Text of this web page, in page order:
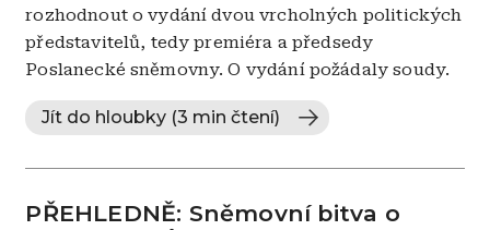
rozhodnout o vydání dvou vrcholných politických
představitelů, tedy premiéra a předsedy
Poslanecké sněmovny. O vydání požádaly soudy.
Jít do hloubky (3 min čtení)
PŘEHLEDNĚ: Sněmovní bitva o